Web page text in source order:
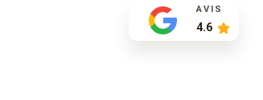
AVIS
4.6